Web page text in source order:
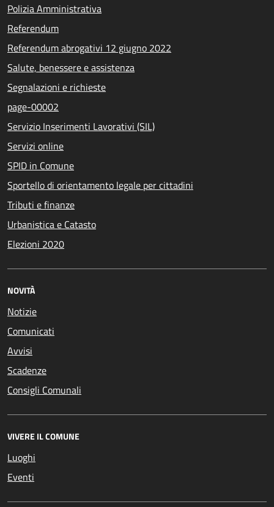
Polizia Amministrativa
Referendum
Referendum abrogativi 12 giugno 2022
Salute, benessere e assistenza
Segnalazioni e richieste
page-00002
Servizio Inserimenti Lavorativi (SIL)
Servizi online
SPID in Comune
Sportello di orientamento legale per cittadini
Tributi e finanze
Urbanistica e Catasto
Elezioni 2020
NOVITÀ
Notizie
Comunicati
Avvisi
Scadenze
Consigli Comunali
VIVERE IL COMUNE
Luoghi
Eventi